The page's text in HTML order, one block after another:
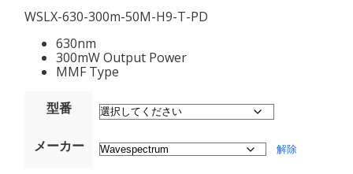
WSLX-630-300m-50M-H9-T-PD
630nm
300mW Output Power
MMF Type
型番
メーカー 解除